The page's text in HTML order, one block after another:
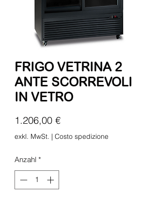
FRIGO VETRINA 2
ANTE SCORREVOLI
IN VETRO
1.206,00 €Preis
exkl. MwSt. | Costo spedizione
Anzahl *